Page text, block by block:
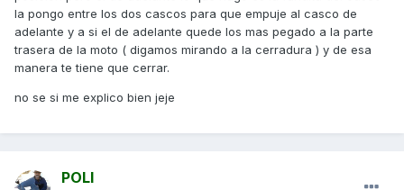
la pongo entre los dos cascos para que empuje al casco de
adelante y a si el de adelante quede los mas pegado a la parte
trasera de la moto ( digamos mirando a la cerradura ) y de esa
manera te tiene que cerrar.
no se si me explico bien jeje
POLI